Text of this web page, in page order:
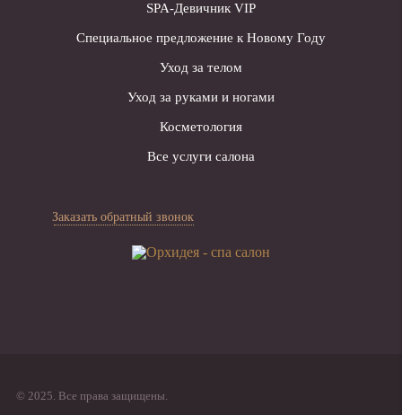
SPA-Девичник VIP
Специальное предложение к Новому Году
Уход за телом
Уход за руками и ногами
Косметология
Все услуги салона
Заказать обратный звонок
© 2025. Все права защищены.